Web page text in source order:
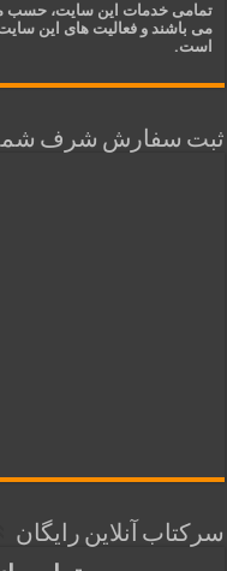
تمامی خدمات این سایت، حسب
می باشند و فعالیت های این
است.
ثبت سفارش شرف شمس
سرکتاب آنلاین رایگان